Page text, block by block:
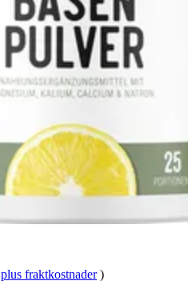
plus fraktkostnader )